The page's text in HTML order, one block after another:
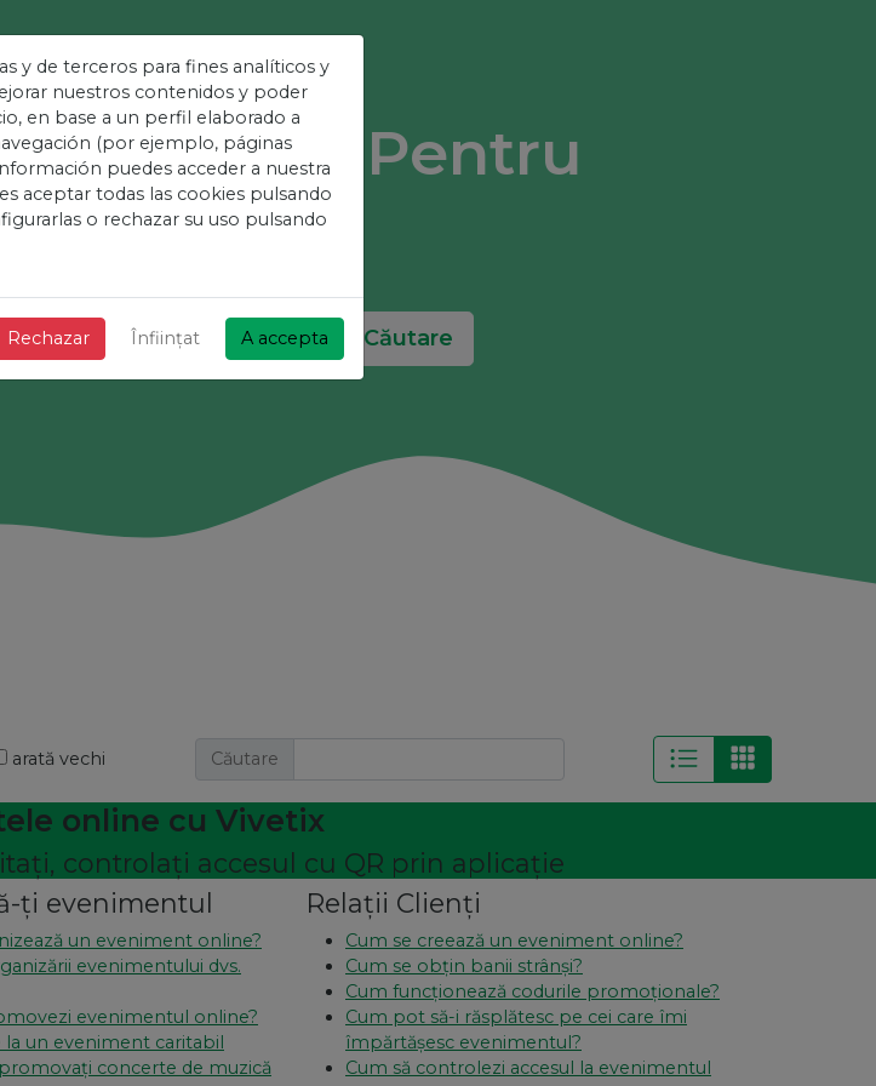
Platformă Pentru
Căutare
arată vechi Căutare
online cu Vivetix
controlați accesul cu QR prin aplicație
ți evenimentul
un eveniment online?
evenimentului dvs.
evenimentul online?
un eveniment caritabil
concerte de muzică
Relații Clienți
Cum se creează un eveniment online?
Cum se obțin banii strânși?
Cum funcționează codurile promoționale?
Cum pot să-i răsplătesc pe cei care îmi
împărtășesc evenimentul?
Cum să controlezi accesul la evenimentul
y de terceros para fines analíticos y
nuestros contenidos y poder
en base a un perfil elaborado a
(por ejemplo, páginas
puedes acceder a nuestra
aceptar todas las cookies pulsando
o rechazar su uso pulsando
Rechazar Înființat A accepta